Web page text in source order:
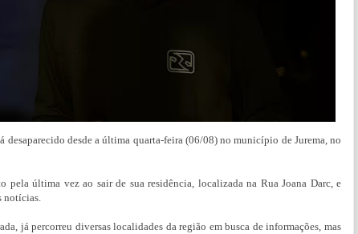
desaparecido desde a última quarta-feira (06/08) no município de Jurema, no
pela última vez ao sair de sua residência, localizada na Rua Joana Darc, e
notícias.
já percorreu diversas localidades da região em busca de informações, mas